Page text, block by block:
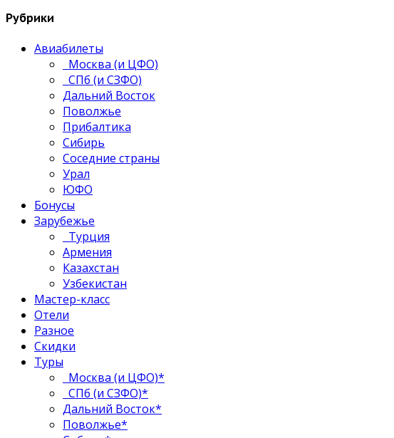
Рубрики
Авиабилеты
Москва (и ЦФО)
СПб (и СЗФО)
Дальний Восток
Поволжье
Прибалтика
Сибирь
Соседние страны
Урал
ЮФО
Бонусы
Зарубежье
Турция
Армения
Казахстан
Узбекистан
Мастер-класс
Отели
Разное
Скидки
Туры
Москва (и ЦФО)*
СПб (и СЗФО)*
Дальний Восток*
Поволжье*